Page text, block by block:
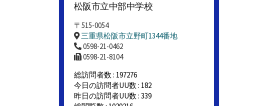
松阪市立中部中学校
〒515-0054
三重県松阪市立野町1344番地
0598-21-0462
0598-21-8104
総訪問者数 : 197276
今日の訪問者UU数 : 182
昨日の訪問者UU数 : 339